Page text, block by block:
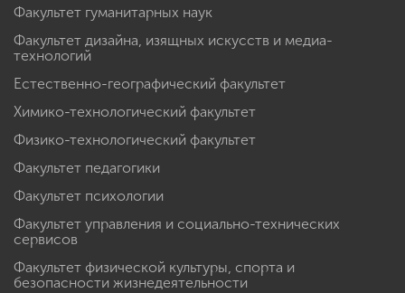
Факультет гуманитарных наук
Факультет дизайна, изящных искусств и медиа-
технологий
Естественно-географический факультет
Химико-технологический факультет
Физико-технологический факультет
Факультет педагогики
Факультет психологии
Факультет управления и социально-технических
сервисов
Факультет физической культуры, спорта и
безопасности жизнедеятельности